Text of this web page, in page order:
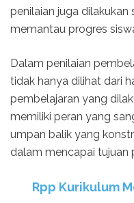
penilaian juga
memantau progres
Dalam penilaian
tidak hanya dilihat dari
pembelajaran yang
memiliki peran yang
umpan balik yang
dalam mencapai tujuan
Rpp Kurikulum